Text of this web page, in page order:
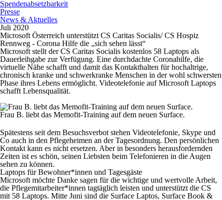
Spendenabsetzbarkeit
Presse
News & Aktuelles
Juli 2020
Microsoft Österreich unterstützt CS Caritas Socialis/ CS Hospiz
Rennweg - Corona Hilfe die „sich sehen lässt“
Microsoft stellt der CS Caritas Socialis kostenlos 58 Laptops als
Dauerleihgabe zur Verfügung. Eine durchdachte Coronahilfe, die
virtuelle Nähe schafft und damit das Kontakthalten für hochaltrige,
chronisch kranke und schwerkranke Menschen in der wohl schwersten
Phase ihres Lebens ermöglicht. Videotelefonie auf Microsoft Laptops
schafft Lebensqualität.
Frau B. liebt das Memofit-Training auf dem neuen Surface.
Spätestens seit dem Besuchsverbot stehen Videotelefonie, Skype und
Co auch in den Pflegeheimen an der Tagesordnung. Den persönlichen
Kontakt kann es nicht ersetzen. Aber in besonders herausfordernden
Zeiten ist es schön, seinen Liebsten beim Telefonieren in die Augen
sehen zu können.
Laptops für Bewohner*innen und Tagesgäste
Microsoft möchte Danke sagen für die wichtige und wertvolle Arbeit,
die Pflegemitarbeiter*innen tagtäglich leisten und unterstützt die CS
mit 58 Laptops. Mitte Juni sind die Surface Laptos, Surface Book &